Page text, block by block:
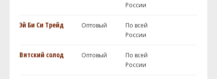
России
Эй Би Си Трейд Оптовый
По всей
России
Вятский солод Оптовый
По всей
России